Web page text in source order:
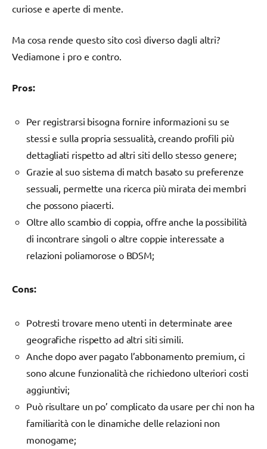
curiose e aperte di mente.
Ma cosa rende questo sito così diverso dagli altri?
Vediamone i pro e contro.
Pros:
Per registrarsi bisogna fornire informazioni su se
stessi e sulla propria sessualità, creando profili più
dettagliati rispetto ad altri siti dello stesso genere;
Grazie al suo sistema di match basato su preferenze
sessuali, permette una ricerca più mirata dei membri
che possono piacerti.
Oltre allo scambio di coppia, offre anche la possibilità
di incontrare singoli o altre coppie interessate a
relazioni poliamorose o BDSM;
Cons:
Potresti trovare meno utenti in determinate aree
geografiche rispetto ad altri siti simili.
Anche dopo aver pagato l’abbonamento premium, ci
sono alcune funzionalità che richiedono ulteriori costi
aggiuntivi;
Può risultare un po’ complicato da usare per chi non ha
familiarità con le dinamiche delle relazioni non
monogame;